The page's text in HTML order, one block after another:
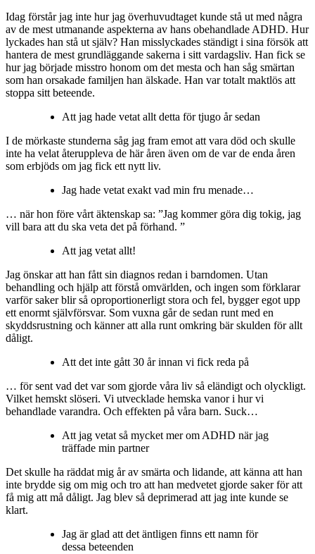
Idag förstår jag inte hur jag överhuvudtaget kunde stå ut med några
av de mest utmanande aspekterna av hans obehandlade ADHD. Hur
lyckades han stå ut själv? Han misslyckades ständigt i sina försök att
hantera de mest grundläggande sakerna i sitt vardagsliv. Han fick se
hur jag började misstro honom om det mesta och han såg smärtan
som han orsakade familjen han älskade. Han var totalt maktlös att
stoppa sitt beteende.
Att jag hade vetat allt detta för tjugo år sedan
I de mörkaste stunderna såg jag fram emot att vara död och skulle
inte ha velat återuppleva de här åren även om de var de enda åren
som erbjöds om jag fick ett nytt liv.
Jag hade vetat exakt vad min fru menade…
… när hon före vårt äktenskap sa: ”Jag kommer göra dig tokig, jag
vill bara att du ska veta det på förhand. ”
Att jag vetat allt!
Jag önskar att han fått sin diagnos redan i barndomen. Utan
behandling och hjälp att förstå omvärlden, och ingen som förklarar
varför saker blir så oproportionerligt stora och fel, bygger egot upp
ett enormt självförsvar. Som vuxna går de sedan runt med en
skyddsrustning och känner att alla runt omkring bär skulden för allt
dåligt.
Att det inte gått 30 år innan vi fick reda på
… för sent vad det var som gjorde våra liv så eländigt och olyckligt.
Vilket hemskt slöseri. Vi utvecklade hemska vanor i hur vi
behandlade varandra. Och effekten på våra barn. Suck…
Att jag vetat så mycket mer om ADHD när jag
träffade min partner
Det skulle ha räddat mig år av smärta och lidande, att känna att han
inte brydde sig om mig och tro att han medvetet gjorde saker för att
få mig att må dåligt. Jag blev så deprimerad att jag inte kunde se
klart.
Jag är glad att det äntligen finns ett namn för
dessa beteenden